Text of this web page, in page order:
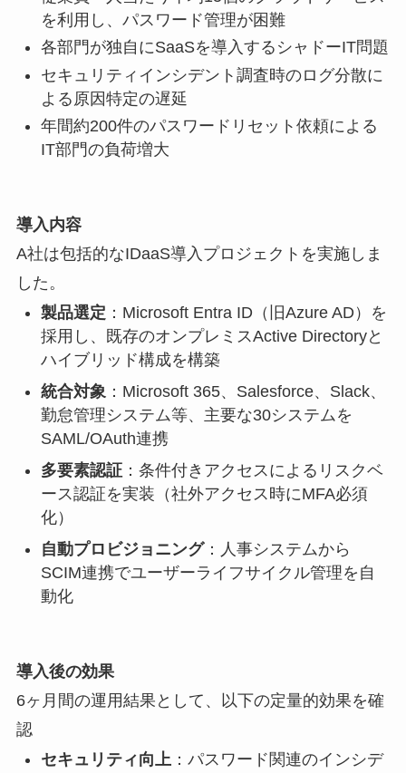
を利用し、パスワード管理が困難
各部門が独自にSaaSを導入するシャドーIT問題
セキュリティインシデント調査時のログ分散に
よる原因特定の遅延
年間約200件のパスワードリセット依頼による
IT部門の負荷増大
導入内容
A社は包括的なIDaaS導入プロジェクトを実施しま
した。
製品選定 ：Microsoft Entra ID（旧Azure AD）を
採用し、既存のオンプレミスActive Directoryと
ハイブリッド構成を構築
統合対象：Microsoft 365、Salesforce、Slack、
勤怠管理システム等、主要な30システムを
SAML/OAuth連携
多要素認証：条件付きアクセスによるリスクベ
ース認証を実装（社外アクセス時にMFA必須
化）
自動プロビジョニング：人事システムから
SCIM連携でユーザーライフサイクル管理を自
動化
導入後の効果
6ヶ月間の運用結果として、以下の定量的効果を確
認
セキュリティ向上：パスワード関連のインシデ